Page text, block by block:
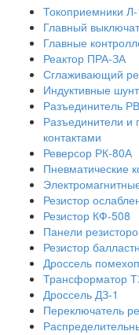
Токоприемники
Главный
Главные
Реактор ПРА-ЗА
Сглаживающий
Индуктивные
Разъединитель
Разъединители и
контактами
Реверсор РК-80А
Пневматические
Резистор
Резистор КФ-508
Панели
Резистор
Дроссель
Трансформатор
Дроссель ДЗ-1
Переключатель